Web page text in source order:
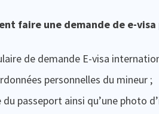
faire une demande de e-
de demande E-visa
personnelles du mineur ;
passeport ainsi qu’une photo